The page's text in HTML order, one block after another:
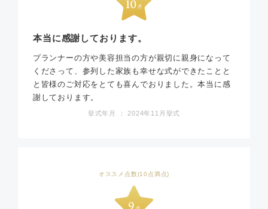
本当に感謝しております。
プランナーの方や美容担当の方が親切に親身になって
くださって、参列した家族も幸せな式ができたことと
と皆様のご対応をとても喜んでおりました。本当に感
謝しております。
挙式年月 ： 2024年11月挙式
オススメ点数(10点満点)